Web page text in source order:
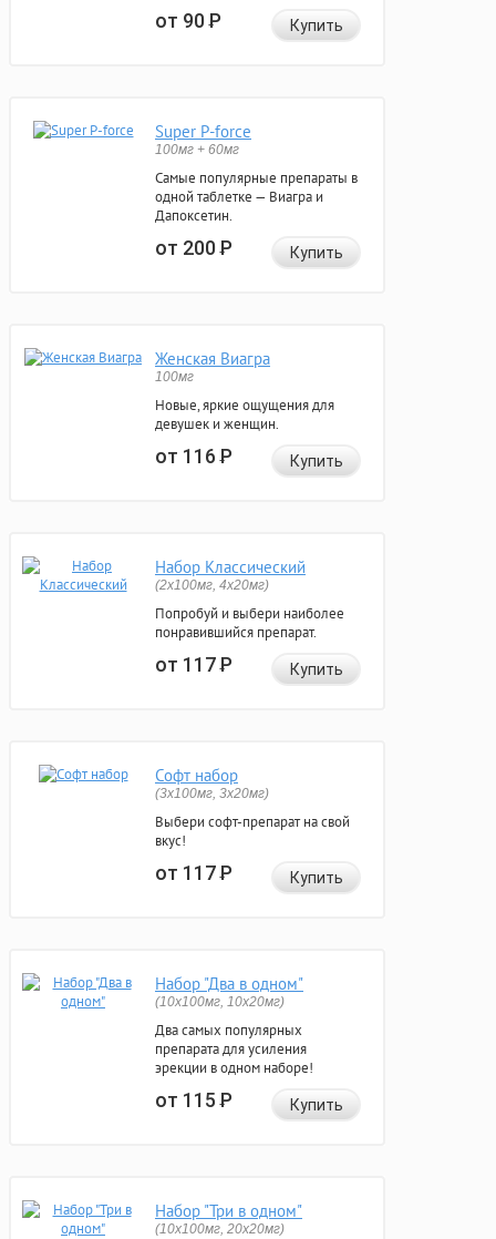
от 90Р Купить
Super P-force
100мг + 60мг
Самые популярные препараты в
одной таблетке — Виагра и
Дапоксетин.
от 200Р Купить
Женская Виагра
100мг
Новые, яркие ощущения для
девушек и женщин.
от 116Р Купить
Набор Классический
(2x100мг, 4x20мг)
Попробуй и выбери наиболее
понравившийся препарат.
от 117Р Купить
Софт набор
(3x100мг, 3x20мг)
Выбери софт-препарат на свой
вкус!
от 117Р Купить
Набор "Два в одном"
(10x100мг, 10x20мг)
Два самых популярных
препарата для усиления
эрекции в одном наборе!
от 115Р Купить
Набор "Три в одном"
(10x100мг, 20x20мг)